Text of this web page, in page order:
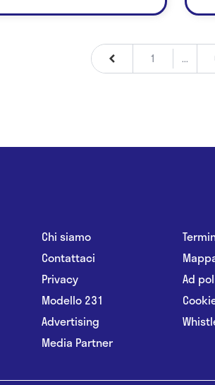
1 ...
Chi siamo
Contattaci
Privacy
Modello 231
Advertising
Media Partner
Ad